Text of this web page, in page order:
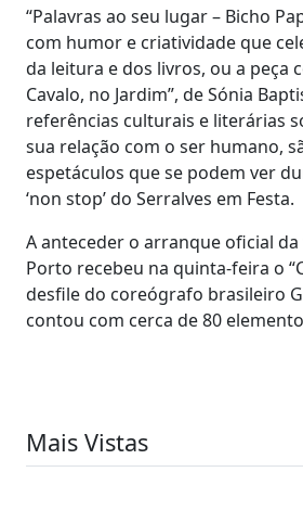
“Palavras ao seu lugar – Bicho
com humor e criatividade que
da leitura e dos livros, ou a peça
Cavalo, no Jardim”, de Sónia
referências culturais e literárias
sua relação com o ser humano,
espetáculos que se podem ver
‘non stop’ do Serralves em Festa.
A anteceder o arranque oficial
Porto recebeu na quinta-feira o
desfile do coreógrafo brasileiro
contou com cerca de 80
Mais Vistas